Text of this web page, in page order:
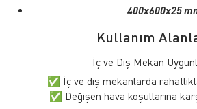
400x600x25
Kullanım
İç ve Dış Mekan
✅ İç ve dış mekanlarda
✅ Değişen hava koşullarına